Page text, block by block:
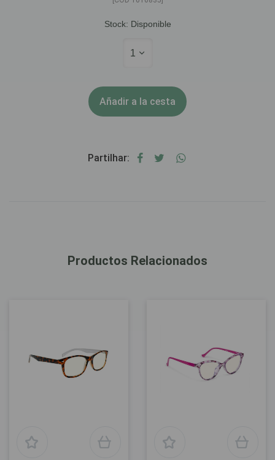
Stock: Disponible
1
Añadir a la cesta
Partilhar:
Productos Relacionados